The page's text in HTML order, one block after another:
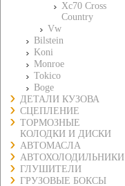
Xc70 Cross
Country
Vw
Bilstein
Koni
Monroe
Tokico
Boge
ДЕТАЛИ КУЗОВА
СЦЕПЛЕНИЕ
ТОРМОЗНЫЕ
КОЛОДКИ И ДИСКИ
АВТОМАСЛА
АВТОХОЛОДИЛЬНИКИ
ГЛУШИТЕЛИ
ГРУЗОВЫЕ БОКСЫ